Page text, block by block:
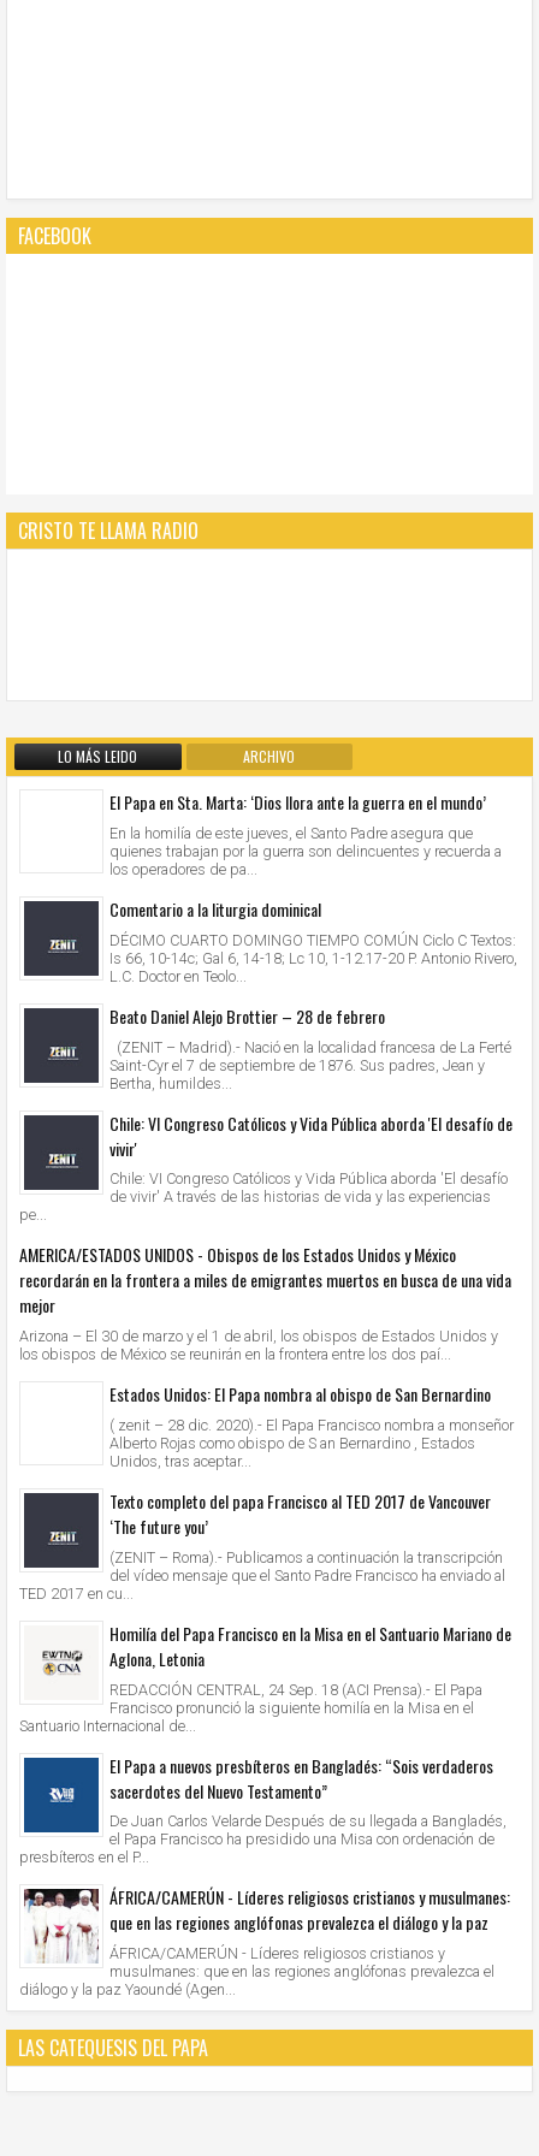
FACEBOOK
CRISTO TE LLAMA RADIO
LO MÁS LEIDO ARCHIVO
El Papa en Sta. Marta: ‘Dios llora ante la guerra en el mundo’
En la homilía de este jueves, el Santo Padre asegura que
quienes trabajan por la guerra son delincuentes y recuerda a
los operadores de pa...
Comentario a la liturgia dominical
DÉCIMO CUARTO DOMINGO TIEMPO COMÚN Ciclo C Textos:
Is 66, 10-14c; Gal 6, 14-18; Lc 10, 1-12.17-20 P. Antonio Rivero,
L.C. Doctor en Teolo...
Beato Daniel Alejo Brottier – 28 de febrero
(ZENIT – Madrid).- Nació en la localidad francesa de La Ferté
Saint-Cyr el 7 de septiembre de 1876. Sus padres, Jean y
Bertha, humildes...
Chile: VI Congreso Católicos y Vida Pública aborda 'El desafío de
vivir'
Chile: VI Congreso Católicos y Vida Pública aborda 'El desafío
de vivir' A través de las historias de vida y las experiencias
pe...
AMERICA/ESTADOS UNIDOS - Obispos de los Estados Unidos y México
recordarán en la frontera a miles de emigrantes muertos en busca de una vida
mejor
Arizona – El 30 de marzo y el 1 de abril, los obispos de Estados Unidos y
los obispos de México se reunirán en la frontera entre los dos paí...
Estados Unidos: El Papa nombra al obispo de San Bernardino
( zenit – 28 dic. 2020).- El Papa Francisco nombra a monseñor
Alberto Rojas como obispo de S an Bernardino , Estados
Unidos, tras aceptar...
Texto completo del papa Francisco al TED 2017 de Vancouver
‘The future you’
(ZENIT – Roma).- Publicamos a continuación la transcripción
del vídeo mensaje que el Santo Padre Francisco ha enviado al
TED 2017 en cu...
Homilía del Papa Francisco en la Misa en el Santuario Mariano de
Aglona, Letonia
REDACCIÓN CENTRAL, 24 Sep. 18 (ACI Prensa).- El Papa
Francisco pronunció la siguiente homilía en la Misa en el
Santuario Internacional de...
El Papa a nuevos presbíteros en Bangladés: “Sois verdaderos
sacerdotes del Nuevo Testamento”
De Juan Carlos Velarde Después de su llegada a Bangladés,
el Papa Francisco ha presidido una Misa con ordenación de
presbíteros en el P...
ÁFRICA/CAMERÚN - Líderes religiosos cristianos y musulmanes:
que en las regiones anglófonas prevalezca el diálogo y la paz
ÁFRICA/CAMERÚN - Líderes religiosos cristianos y
musulmanes: que en las regiones anglófonas prevalezca el
diálogo y la paz Yaoundé (Agen...
LAS CATEQUESIS DEL PAPA